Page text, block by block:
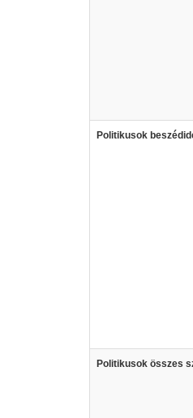
Politikusok
Politikusok összes